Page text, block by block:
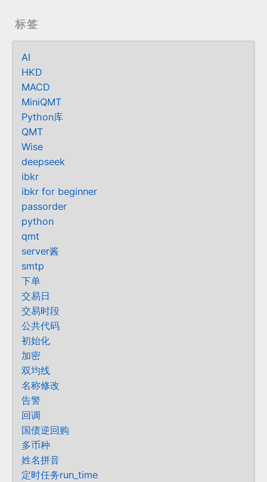
标签
AI
HKD
MACD
MiniQMT
Python库
QMT
Wise
deepseek
ibkr
ibkr for beginner
passorder
python
qmt
server酱
smtp
下单
交易日
交易时段
公共代码
初始化
加密
双均线
名称修改
告警
回调
国债逆回购
多币种
姓名拼音
定时任务run_time